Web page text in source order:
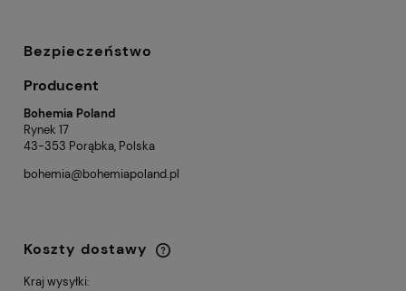
Bezpieczeństwo
Producent
Bohemia Poland
Rynek 17
43-353 Porąbka, Polska
bohemia@bohemiapoland.pl
Koszty dostawy
Cena nie zawiera ewentualnych kosztów
płatności
Kraj wysyłki: